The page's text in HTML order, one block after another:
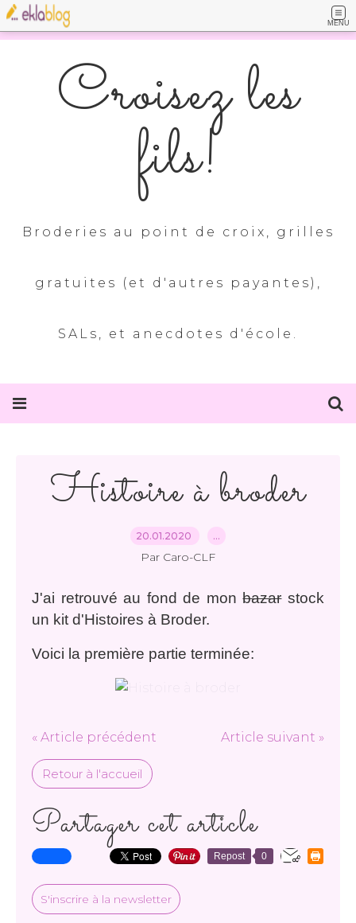
MENU
Croisez les
fils!
Broderies au point de croix, grilles
gratuites (et d'autres payantes),
SALs, et anecdotes d'école.
Histoire à broder
20.01.2020 …
Par Caro-CLF
J'ai retrouvé au fond de monbazarstock
un kit d'Histoires à Broder.
Voici la première partie terminée:
« Article précédent Article suivant »
Retour à l'accueil
Partager cet article
Repost 0
S'inscrire à la newsletter